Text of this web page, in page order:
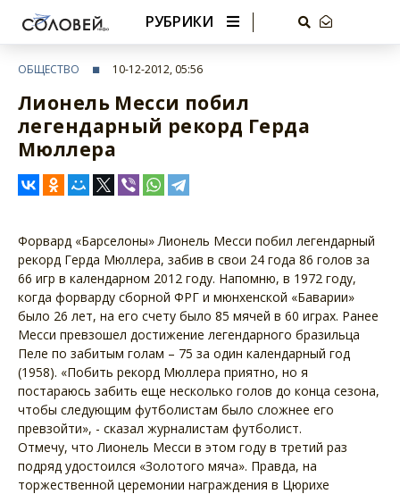
РУБРИКИ
ОБЩЕСТВО 10-12-2012, 05:56
Лионель Месси побил
легендарный рекорд Герда
Мюллера
Форвард «Барселоны» Лионель Месси побил легендарный
рекорд Герда Мюллера, забив в свои 24 года 86 голов за
66 игр в календарном 2012 году. Напомню, в 1972 году,
когда форварду сборной ФРГ и мюнхенской «Баварии»
было 26 лет, на его счету было 85 мячей в 60 играх. Ранее
Месси превзошел достижение легендарного бразильца
Пеле по забитым голам – 75 за один календарный год
(1958). «Побить рекорд Мюллера приятно, но я
постараюсь забить еще несколько голов до конца сезона,
чтобы следующим футболистам было сложнее его
превзойти», - сказал журналистам футболист.
Отмечу, что Лионель Месси в этом году в третий раз
подряд удостоился «Золотого мяча». Правда, на
торжественной церемонии награждения в Цюрихе